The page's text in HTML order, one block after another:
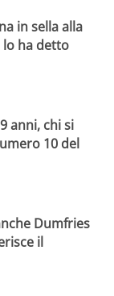
in sella alla
lo ha detto
anni, chi si
10 del
Dumfries
il